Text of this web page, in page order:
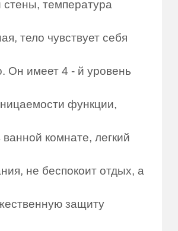
стены, температура
тело чувствует себя
Он имеет 4 - й уровень
функции,
ванной комнате, легкий
не беспокоит отдых, а
защиту